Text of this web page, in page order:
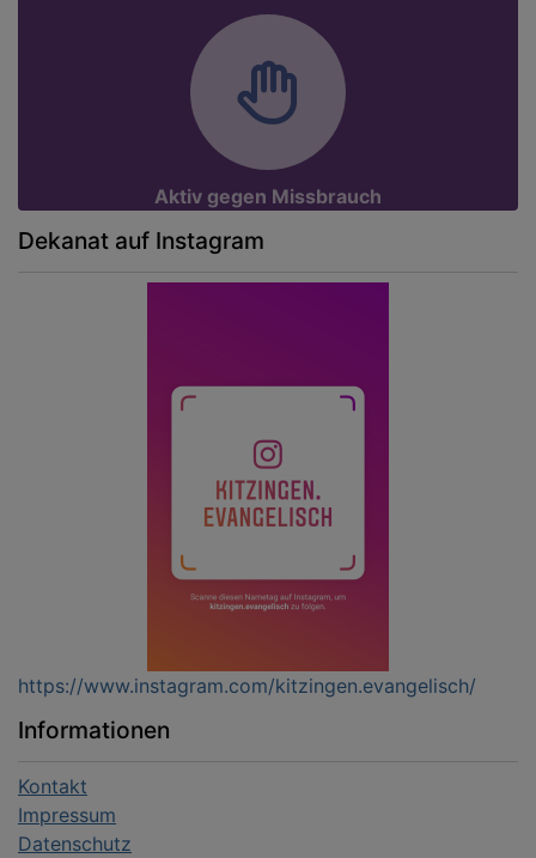
Aktiv gegen Missbrauch
Dekanat auf Instagram
https://www.instagram.com/kitzingen.evangelisch/
Informationen
Kontakt
Impressum
Datenschutz